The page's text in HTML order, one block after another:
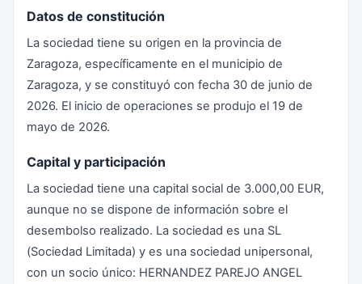
Datos de constitución
La sociedad tiene su origen en la provincia de
Zaragoza, específicamente en el municipio de
Zaragoza, y se constituyó con fecha 30 de junio de
2026. El inicio de operaciones se produjo el 19 de
mayo de 2026.
Capital y participación
La sociedad tiene una capital social de 3.000,00 EUR,
aunque no se dispone de información sobre el
desembolso realizado. La sociedad es una SL
(Sociedad Limitada) y es una sociedad unipersonal,
con un socio único: HERNANDEZ PAREJO ANGEL